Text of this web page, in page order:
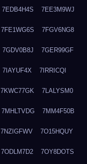
7EDB4H4S 7EE3M9WJ
7FE1WG6S 7FGV6NG8
7GDV0B8J 7GER99GF
7IAYUF4X 7IRRICQI
7KWC77GK 7LALYSM0
7MHLTVDG 7MM4F50B
7NZIGFWV 7O15HQUY
7ODLM7D2 7OY8DOTS